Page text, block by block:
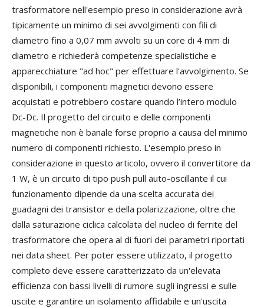
trasformatore nell'esempio preso in considerazione avrà
tipicamente un minimo di sei avvolgimenti con fili di
diametro fino a 0,07 mm avvolti su un core di 4 mm di
diametro e richiederà competenze specialistiche e
apparecchiature "ad hoc" per effettuare l'avvolgimento. Se
disponibili, i componenti magnetici devono essere
acquistati e potrebbero costare quando l’intero modulo
Dc-Dc. Il progetto del circuito e delle componenti
magnetiche non è banale forse proprio a causa del minimo
numero di componenti richiesto. L'esempio preso in
considerazione in questo articolo, ovvero il convertitore da
1 W, è un circuito di tipo push pull auto-oscillante il cui
funzionamento dipende da una scelta accurata dei
guadagni dei transistor e della polarizzazione, oltre che
dalla saturazione ciclica calcolata del nucleo di ferrite del
trasformatore che opera al di fuori dei parametri riportati
nei data sheet. Per poter essere utilizzato, il progetto
completo deve essere caratterizzato da un'elevata
efficienza con bassi livelli di rumore sugli ingressi e sulle
uscite e garantire un isolamento affidabile e un'uscita